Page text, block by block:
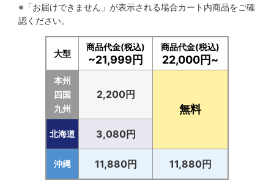
※「お届けできません」が表示される場合カート内商品をご確
認ください。
大型
商品代金(税込)
~21,999円
商品代金(税込)
22,000円~
本州
四国
九州
2,200円
無料
北海道 3,080円
沖縄 11,880円 11,880円